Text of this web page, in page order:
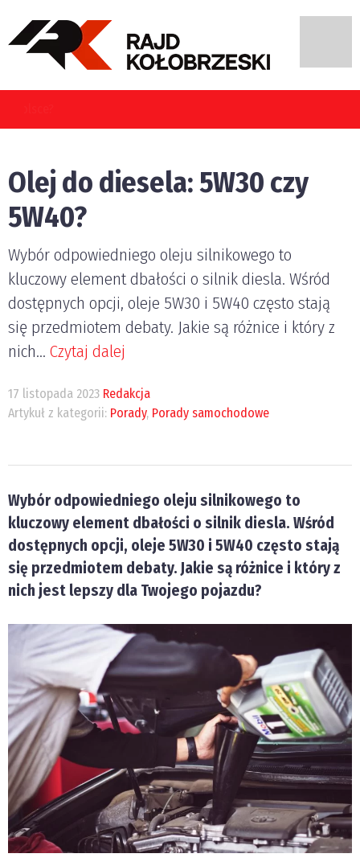
Olej do diesela: 5W30 czy
5W40?
Wybór odpowiedniego oleju silnikowego to
kluczowy element dbałości o silnik diesla. Wśród
dostępnych opcji, oleje 5W30 i 5W40 często stają
się przedmiotem debaty. Jakie są różnice i który z
nich... Czytaj dalej
17 listopada 2023 Redakcja
Artykuł z kategorii: Porady, Porady samochodowe
Wybór odpowiedniego oleju silnikowego to
kluczowy element dbałości o silnik diesla. Wśród
dostępnych opcji, oleje 5W30 i 5W40 często stają
się przedmiotem debaty. Jakie są różnice i który z
nich jest lepszy dla Twojego pojazdu?